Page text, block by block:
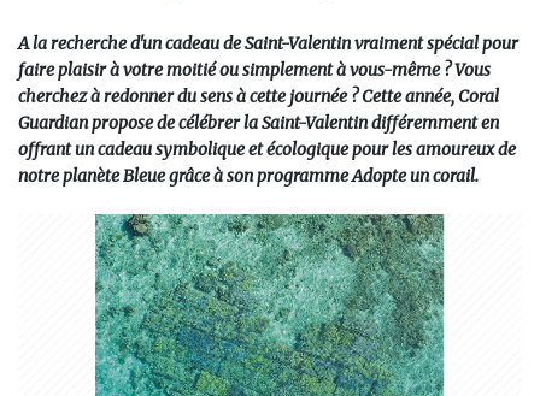
A la recherche d'un cadeau de Saint-Valentin vraiment spécial pour
faire plaisir à votre moitié ou simplement à vous-même ? Vous
cherchez à redonner du sens à cette journée ? Cette année, Coral
Guardian propose de célébrer la Saint-Valentin différemment en
offrant un cadeau symbolique et écologique pour les amoureux de
notre planète Bleue grâce à son programme Adopte un corail.